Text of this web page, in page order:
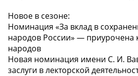
Новое в сезоне:
Номинация «За вклад в
народов России» — приурочена
народов
Новая номинация имени С. И.
заслуги в лекторской